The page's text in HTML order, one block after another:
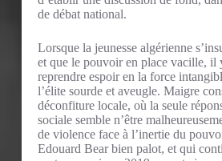
de débat national.
Lorsque la jeunesse algérienne
et que le pouvoir en place vacille, il
reprendre espoir en la force
l’élite sourde et aveugle. Maigre
déconfiture locale, où la seule
sociale semble n’être
de violence face à l’inertie du
Edouard Bear bien palot, et qui